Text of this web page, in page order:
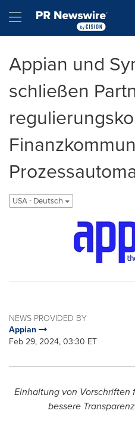
Hamburger menu
Appian und
schließen
USA - Deutsch
NEWS PROVIDED BY
Appian
Feb 29, 2024, 03:30 ET
Einhaltung von
bessere